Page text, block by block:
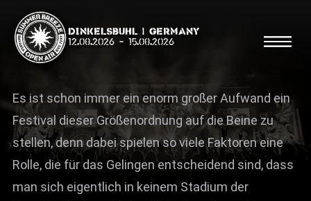
Dinkelsbühl | Germany
12.08.2026 - 15.08.2026
Suche
Es ist schon immer ein enorm großer Aufwand ein
Festival dieser Größenordnung auf die Beine zu
stellen, denn dabei spielen so viele Faktoren eine
Rolle, die für das Gelingen entscheidend sind, dass
man sich eigentlich in keinem Stadium der